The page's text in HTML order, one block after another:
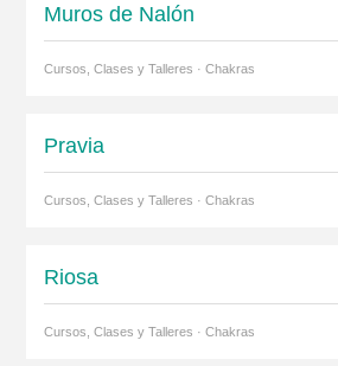
Muros de Nalón
Cursos, Clases y Talleres · Chakras
Pravia
Cursos, Clases y Talleres · Chakras
Riosa
Cursos, Clases y Talleres · Chakras